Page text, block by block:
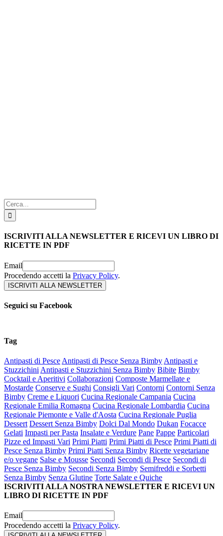
Cerca
per:
ISCRIVITI ALLA NEWSLETTER E RICEVI UN LIBRO DI
RICETTE IN PDF
Email
Procedendo accetti la Privacy Policy.
Seguici su Facebook
Tag
Antipasti di Pesce Antipasti di Pesce Senza Bimby Antipasti e
Stuzzichini Antipasti e Stuzzichini Senza Bimby Bibite Bimby
Cocktail e Aperitivi Collaborazioni Composte Marmellate e
Mostarde Conserve e Sughi Consigli Vari Contorni Contorni Senza
Bimby Creme e Liquori Cucina Regionale Campania Cucina
Regionale Emilia Romagna Cucina Regionale Lombardia Cucina
Regionale Piemonte e Valle d'Aosta Cucina Regionale Puglia
Dessert Dessert Senza Bimby Dolci Dal Mondo Dukan Focacce
Gelati Impasti per Pasta Insalate e Verdure Pane Pappe Particolari
Pizze ed Impasti Vari Primi Piatti Primi Piatti di Pesce Primi Piatti di
Pesce Senza Bimby Primi Piatti Senza Bimby Ricette vegetariane
e/o vegane Salse e Mousse Secondi Secondi di Pesce Secondi di
Pesce Senza Bimby Secondi Senza Bimby Semifreddi e Sorbetti
Senza Bimby Senza Glutine Torte Salate e Quiche
ISCRIVITI ALLA NOSTRA NEWSLETTER E RICEVI UN
LIBRO DI RICETTE IN PDF
Email
Procedendo accetti la Privacy Policy.